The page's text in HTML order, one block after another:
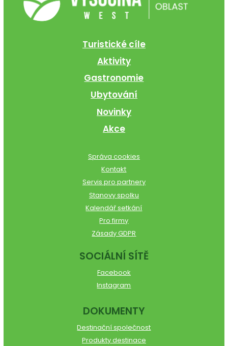
Turistické cíle
Aktivity
Gastronomie
Ubytování
Novinky
Akce
Správa cookies
Kontakt
Servis pro partnery
Stanovy spolku
Kalendář setkání
Pro firmy
Zásady GDPR
SOCIÁLNÍ SÍTĚ
Facebook
Instagram
DOKUMENTY
Destinační společnost
Produkty destinace